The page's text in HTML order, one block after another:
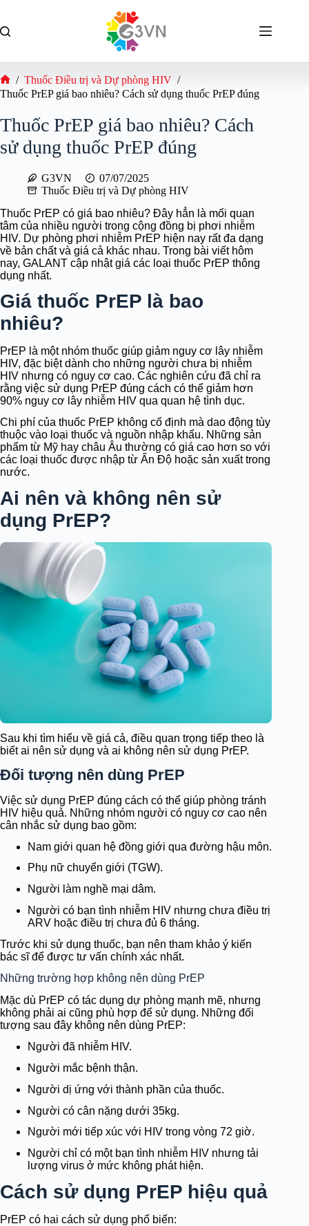
phần
Trang
/ Thuốc Điều trị và Dự phòng HIV /
Thuốc PrEP giá bao nhiêu? Cách sử dụng thuốc PrEP đúng
Thuốc PrEP giá bao nhiêu? Cách
sử dụng thuốc PrEP đúng
G3VN
07/07/2025
Thuốc Điều trị và Dự phòng HIV
Thuốc PrEP có giá bao nhiêu? Đây hẳn là mối quan
tâm của nhiều người trong cộng đồng bị phơi nhiễm
HIV. Dự phòng phơi nhiễm PrEP hiện nay rất đa dạng
về bản chất và giá cả khác nhau. Trong bài viết hôm
nay, GALANT cập nhật giá các loại thuốc PrEP thông
dụng nhất.
Giá thuốc PrEP là bao
nhiêu?
PrEP là một nhóm thuốc giúp giảm nguy cơ lây nhiễm
HIV, đặc biệt dành cho những người chưa bị nhiễm
HIV nhưng có nguy cơ cao. Các nghiên cứu đã chỉ ra
rằng việc sử dụng PrEP đúng cách có thể giảm hơn
90% nguy cơ lây nhiễm HIV qua quan hệ tình dục.
Chi phí của thuốc PrEP không cố định mà dao động tùy
thuộc vào loại thuốc và nguồn nhập khẩu. Những sản
phẩm từ Mỹ hay châu Âu thường có giá cao hơn so với
các loại thuốc được nhập từ Ấn Độ hoặc sản xuất trong
nước.
Ai nên và không nên sử
dụng PrEP?
Sau khi tìm hiểu về giá cả, điều quan trọng tiếp theo là
biết ai nên sử dụng và ai không nên sử dụng PrEP.
Đối tượng nên dùng PrEP
Việc sử dụng PrEP đúng cách có thể giúp phòng tránh
HIV hiệu quả. Những nhóm người có nguy cơ cao nên
cân nhắc sử dụng bao gồm:
Nam giới quan hệ đồng giới qua đường hậu môn.
Phụ nữ chuyển giới (TGW).
Người làm nghề mại dâm.
Người có bạn tình nhiễm HIV nhưng chưa điều trị
ARV hoặc điều trị chưa đủ 6 tháng.
Trước khi sử dụng thuốc, bạn nên tham khảo ý kiến
bác sĩ để được tư vấn chính xác nhất.
Những trường hợp không nên dùng PrEP
Mặc dù PrEP có tác dụng dự phòng mạnh mẽ, nhưng
không phải ai cũng phù hợp để sử dụng. Những đối
tượng sau đây không nên dùng PrEP:
Người đã nhiễm HIV.
Người mắc bệnh thận.
Người dị ứng với thành phần của thuốc.
Người có cân nặng dưới 35kg.
Người mới tiếp xúc với HIV trong vòng 72 giờ.
Người chỉ có một bạn tình nhiễm HIV nhưng tải
lượng virus ở mức không phát hiện.
Cách sử dụng PrEP hiệu quả
PrEP có hai cách sử dụng phổ biến: